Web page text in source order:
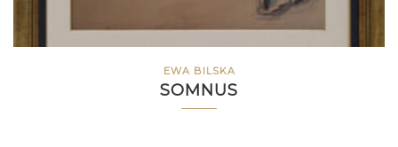
EWA BILSKA
SOMNUS